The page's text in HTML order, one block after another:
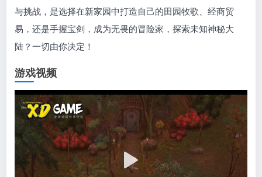
与挑战，是选择在新家园中打造自己的田园牧歌、经商贸
易，还是手握宝剑，成为无畏的冒险家，探索未知神秘大
陆？一切由你决定！
游戏视频